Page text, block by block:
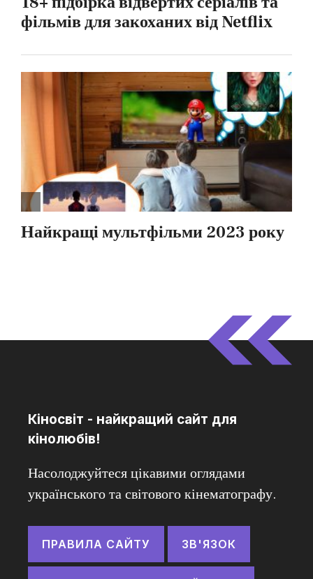
Кіносвіт - найкращий сайт для
кінолюбів!
Насолоджуйтеся цікавими оглядами
українського та світового кінематографу.
ПРАВИЛА САЙТУ ЗВ'ЯЗОК